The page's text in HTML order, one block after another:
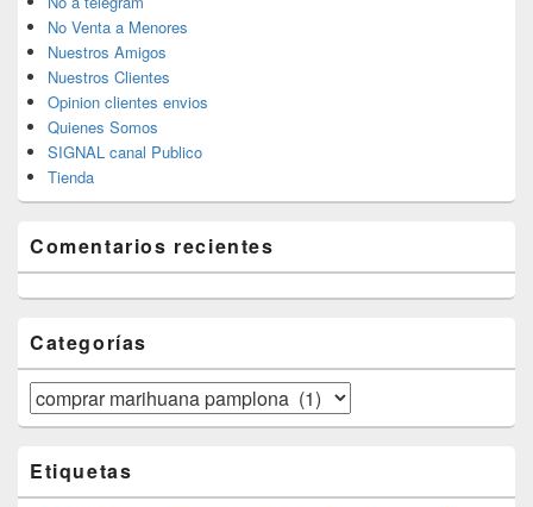
No Venta a Menores
Nuestros Amigos
Nuestros Clientes
Opinion clientes envios
Quienes Somos
SIGNAL canal Publico
Tienda
Comentarios recientes
Categorías
Categorías
Etiquetas